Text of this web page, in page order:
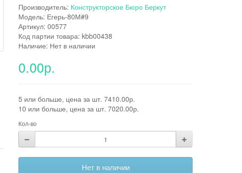
Производитель: Конструкторское Бюро Беркут
Модель: Егерь-80М#9
Артикул: 00577
Код партии товара: kbb00438
Наличие: Нет в наличии
0.00р.
5 или больше, цена за шт. 7410.00р.
10 или больше, цена за шт. 7020.00р.
Кол-во
Нет в наличии